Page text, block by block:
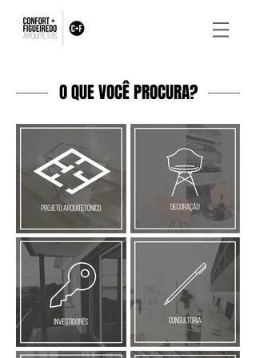
O QUE VOCÊ PROCURA?